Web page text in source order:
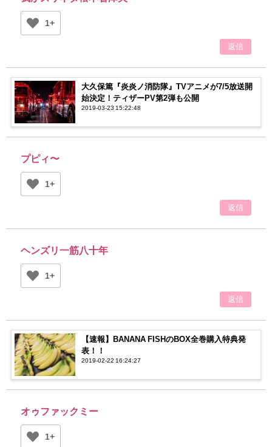
1+
返信
大久保篤『炎炎ノ消防隊』TVアニメが7/5放送開
始決定！ティザーPV第2弾も公開
2019-03-23 15:22:48
プピィ〜
1+
返信
ヘンズリ一筋八十年
1+
返信
【速報】BANANA FISHのBOX全巻購入特典発
表！！
2019-02-22 16:24:27
オゥファックミー
1+